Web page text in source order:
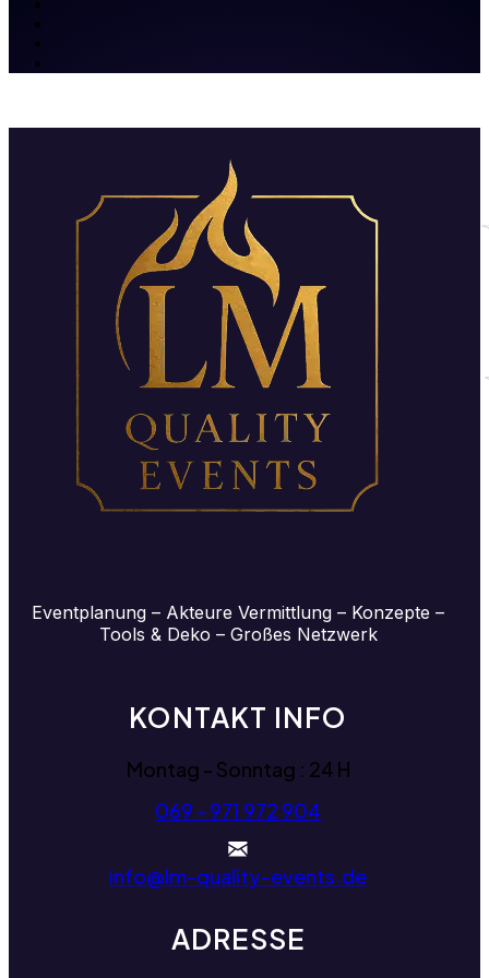
Eventplanung – Akteure Vermittlung – Konzepte –
Tools & Deko – Großes Netzwerk
KONTAKT INFO
Montag - Sonntag : 24 H
069 - 971 972 904
info@lm-quality-events.de
ADRESSE